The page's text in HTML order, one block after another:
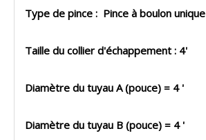
Type de pince : Pince à boulon unique
Taille du collier d'échappement : 4'
Diamètre du tuyau A (pouce) = 4 '
Diamètre du tuyau B (pouce) = 4 '